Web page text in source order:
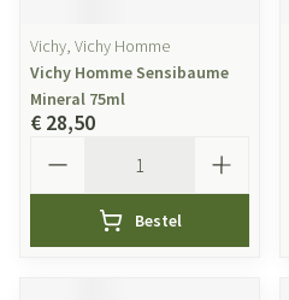
Vichy, Vichy Homme
Vichy Homme Sensibaume
Mineral 75ml
€ 28,50
Bestel